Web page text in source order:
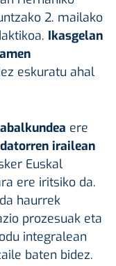
2. mailako
Ikasgelan
eskuratu ahal
ere
irailean
Euskal
ere iritsiko da.
haurrek
prozesuak eta
integralean
baten bidez.